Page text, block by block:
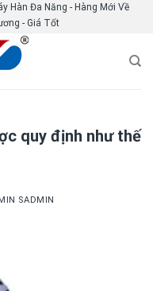
Hàn Đa Năng - Hàng Mới Về
- Giá Tốt
quy định như thế
SADMIN